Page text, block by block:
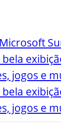
jogos e